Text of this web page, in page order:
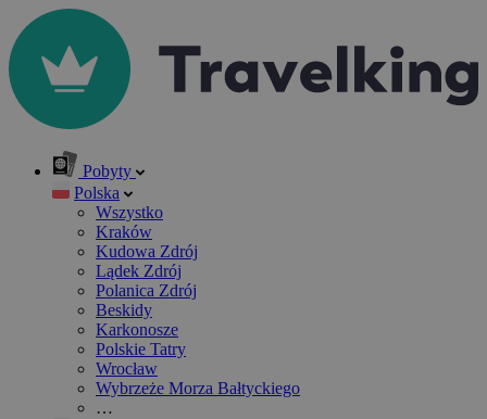
Pobyty
Polska
Wszystko
Kraków
Kudowa Zdrój
Lądek Zdrój
Polanica Zdrój
Beskidy
Karkonosze
Polskie Tatry
Wrocław
Wybrzeże Morza Bałtyckiego
…